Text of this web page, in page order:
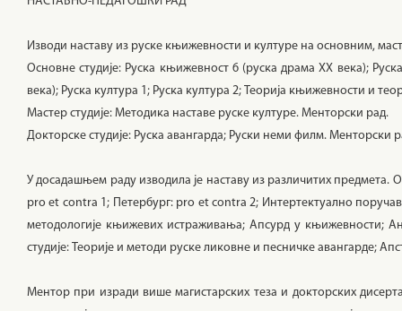
Изводи наставу из руске књижевности и културе на основним,
Основне студије: Руска књижевност 6 (руска драма ХХ века);
века); Руска култура 1; Руска култура 2; Теорија књижевности и
Мастер студије: Методика наставе руске културе. Менторски рад.
Докторске студије: Руска авангарда; Руски неми филм. Менторски
У досадашњем раду изводила је наставу из различитих предмета.
pro et contra 1; Петербург: pro et contra 2; Интертектуално
методологије књижевих истраживања; Апсурд у књижевности;
студије: Теорије и методи руске ликовне и песничке авангарде;
Ментор при изради више магистарских теза и докторских